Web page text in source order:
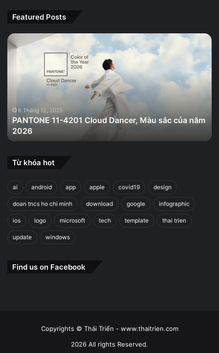
Featured Posts
PANTONE
11-
Màu
của
năm
2026
8 Tháng 12, 2025
PANTONE 11-4201 Cloud Dancer, Màu sắc của năm
2026
Từ khóa hot
ai android app apple covid19 design
doan tncs ho chi minh download google infographic
ios logo microsoft tech template thai trien
update windows
Find us on Facebook
Copyrights © Thái Triển - www.thaitrien.com
2026 All rights Reserved.